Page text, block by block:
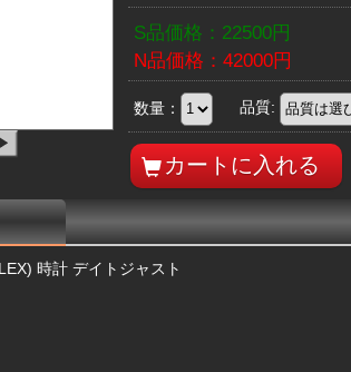
S品価格： 22500円
N品価格： 42000円
数量： 品質:
時計 デイトジャスト